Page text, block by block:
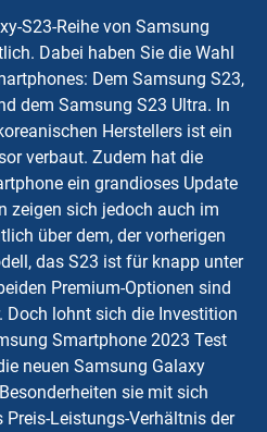
S23-Reihe von Samsung
Dabei haben Sie die Wahl
Dem Samsung S23,
dem Samsung S23 Ultra. In
Herstellers ist ein
verbaut. Zudem hat die
ein grandioses Update
zeigen sich jedoch auch im
über dem, der vorherigen
das S23 ist für knapp unter
Premium-Optionen sind
Doch lohnt sich die Investition
Smartphone 2023 Test
neuen Samsung Galaxy
sie mit sich
Leistungs-Verhältnis der